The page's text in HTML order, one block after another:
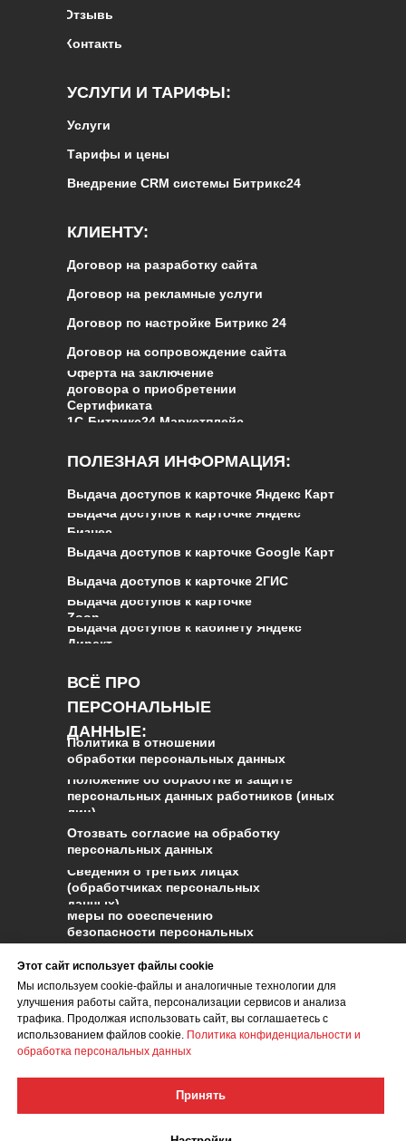
ВСЁ ПРО
ПЕРСОНАЛЬНЫЕ
ДАННЫЕ:
Контакты
Политика в отношении
обработки персональных данных
Положение об обработке и защите
персональных данных работников (иных
лиц)
Тарифы и цены
Правила оплаты и безопасность
платежей
Ответственный за обработку
персональных данных
Меры по обеспечению
безопасности персональных
данных и реагированию на
инциденты
Сведения о третьих лицах
(обработчиках персональных
данных)
Отозвать согласие на обработку
персональных данных
Внедрение CRM системы Битрикс24
УСЛУГИ И ТАРИФЫ:
Услуги
Выдача доступов к карточке
Zoon
Выдача доступов к кабинету Яндекс
Директ
Выдача доступов к карточке Яндекс Карт
Выдача доступов к карточке Яндекс
Бизнес
Выдача доступов к карточке Google Карт
Выдача доступов к карточке 2ГИС
ПОЛЕЗНАЯ ИНФОРМАЦИЯ:
Оферта на заключение
договора о приобретении
Сертификата
1С‑Битрикс24.Маркетплейс
Договор на разработку сайта
Договор на рекламные услуги
Договор по настройке Битрикс 24
Договор на сопровождение сайта
КЛИЕНТУ:
Отзывы
Этот сайт использует файлы cookie
Мы используем cookie-файлы и аналогичные технологии для
улучшения работы сайта, персонализации сервисов и анализа
трафика. Продолжая использовать сайт, вы соглашаетесь с
использованием файлов cookie. Политика конфиденциальности и
обработка персональных данных
Принять